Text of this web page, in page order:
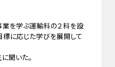
を学ぶ運輸科の２科を設
に応じた学びを展開して
聞いた。